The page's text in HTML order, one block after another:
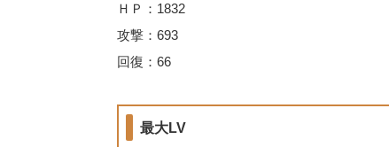
ＨＰ：1832
攻撃：693
回復：66
最大LV